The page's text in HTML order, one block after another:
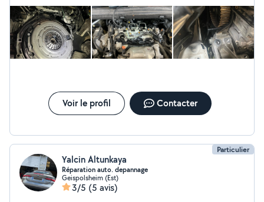
Voir le profil Contacter
Particulier
Yalcin Altunkaya
Réparation auto. depannage
Geispolsheim (Est)
3/5 (5 avis)